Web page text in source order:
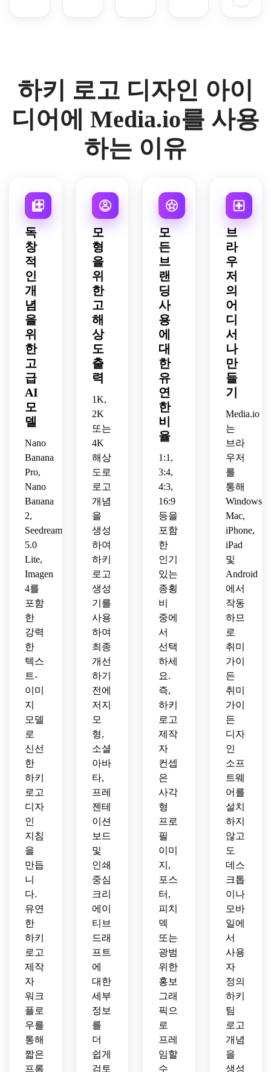
코트
뒤에
교차
된 하
색 흰
색과
색 팔
레트,
선명
한 벡
터 가
장자
리,
극적
인 대
비,
대칭
적인
구성,
공격
적인
팀 에
너지,
깨끗
브 공
간,
어두
운 배
경에
서 브
능합
니다.
학,
레드
블랙
과 메
탈릭
실버
팔레
리본
비와
진한
빨간
색 팔
약간
괴로
한 기
강력
한 네
거티
브 공
네이
비 악
는 모
노크
사나
운 동
록색
대 빨
간색
주황
색 악
역동
적인
모션
라인,
중앙
스포
츠 엠
블럼
레이
아웃,
광택
이 나
는 벡
터
룩,
평평
한 음
영으
로 변
환된
극적
인 조
명,
저지
와 소
셜 아
바타
의 강
정체
성.
하키 로고 디자인 아이
디어에 Media.io를 사용
하는 이유
독
창
적
인
개
념
을
위
한
고
급
AI
모
델
Nano
Banana
Pro,
Nano
Banana
2,
Seedream
5.0
Lite,
Imagen
4를
포함
한
강력
한
텍스
트-
이미
지
모델
로
신선
한
하키
로고
디자
인
지침
을
만듭
니
다.
유연
한
하키
로고
제작
자
워크
플로
우를
통해
짧은
프롬
모
형
을
위
한
고
해
상
도
출
력
1K,
2K
또는
4K
해상
도로
로고
개념
을
생성
하여
하키
로고
생성
기를
사용
하여
최종
개선
하기
전에
저지
모
형,
소셜
아바
타,
프레
젠테
이션
보드
및
인쇄
중심
크리
에이
티브
드래
프트
에
대한
세부
정보
를
더
쉽게
검토
모
든
브
랜
딩
사
용
에
대
한
유
연
한
비
율
1:1,
3:4,
4:3,
16:9
등을
포함
한
인기
있는
종횡
비
중에
서
선택
하세
요.
즉,
하키
로고
제작
자
컨셉
은
사각
형
프로
필
이미
지,
포스
터,
피치
덱
또는
광범
위한
홍보
그래
픽으
로
프레
임할
수
브
라
우
저
의
어
디
서
나
만
들
기
Media.io
는
브라
우저
를
통해
Windows,
Mac,
iPhone,
iPad
및
Android
에서
작동
하므
로
취미
가이
든
취미
가이
든
디자
인
소프
트웨
어를
설치
하지
않고
도
데스
크톱
이나
모바
일에
서
사용
자
정의
하키
팀
로고
개념
을
생성